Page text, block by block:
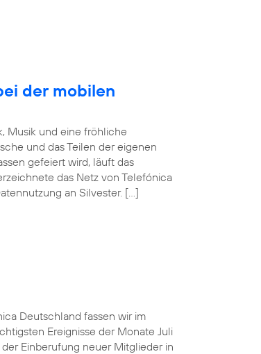
der mobilen
Musik und eine fröhliche
und das Teilen der eigenen
gefeiert wird, läuft das
das Netz von Telefónica
an Silvester. […]
Deutschland fassen wir im
Ereignisse der Monate Juli
Einberufung neuer Mitglieder in